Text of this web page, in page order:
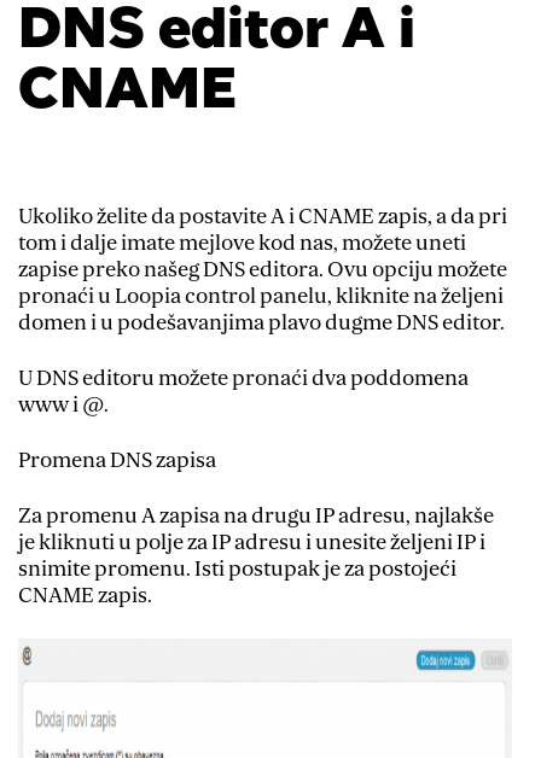
DNS editor A i
CNAME
Ukoliko želite da postavite A i CNAME zapis, a da pri
tom i dalje imate mejlove kod nas, možete uneti
zapise preko našeg DNS editora. Ovu opciju možete
pronaći u Loopia control panelu, kliknite na željeni
domen i u podešavanjima plavo dugme DNS editor.
U DNS editoru možete pronaći dva poddomena
www i @.
Promena DNS zapisa
Za promenu A zapisa na drugu IP adresu, najlakše
je kliknuti u polje za IP adresu i unesite željeni IP i
snimite promenu. Isti postupak je za postojeći
CNAME zapis.